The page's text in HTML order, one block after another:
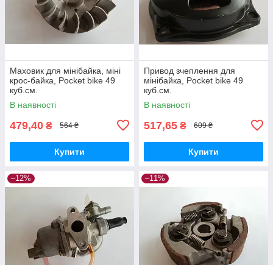
Маховик для мінібайка, міні
крос-байка, Pocket bike 49
куб.см.
В наявності
479,40 ₴ 564 ₴
Купити
Привод зчеплення для
мінібайка, Pocket bike 49
куб.см.
В наявності
517,65 ₴ 609 ₴
Купити
–12% –11%